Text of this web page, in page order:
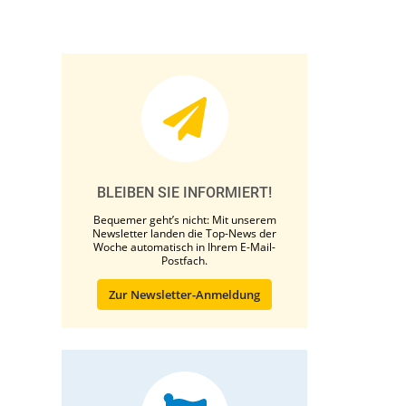
BLEIBEN SIE INFORMIERT!
Bequemer geht’s nicht: Mit unserem
Newsletter landen die Top-News der
Woche automatisch in Ihrem E-Mail-
Postfach.
Zur Newsletter-Anmeldung